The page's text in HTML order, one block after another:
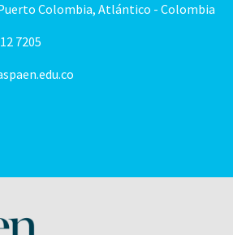
Colombia, Atlántico - Colombia
7205